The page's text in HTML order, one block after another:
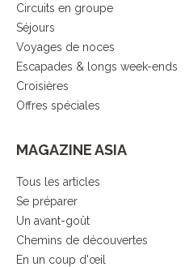
Circuits en groupe
Séjours
Voyages de noces
Escapades & longs week-ends
Croisières
Offres spéciales
MAGAZINE ASIA
Tous les articles
Se préparer
Un avant-goût
Chemins de découvertes
En un coup d'œil